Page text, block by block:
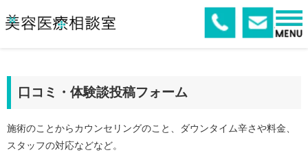
口コミ・体験談投稿フォーム
施術のことからカウンセリングのこと、ダウンタイム辛さや料金、
スタッフの対応などなど。